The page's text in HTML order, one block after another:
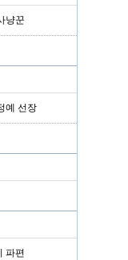
냥꾼
예 선장
파편